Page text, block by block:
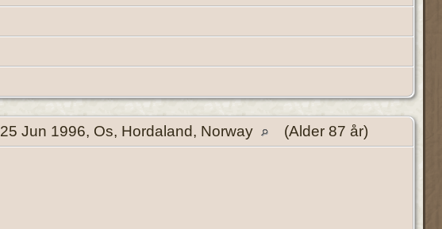
25 Jun 1996, Os, Hordaland, Norway
(Alder 87 år)